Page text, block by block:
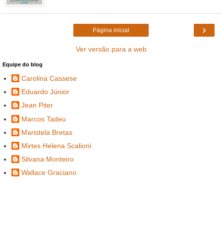
›
Página inicial
Ver versão para a web
Equipe do blog
Carolina Cassese
Eduardo Júnior
Jean Piter
Marcos Tadeu
Maristela Bretas
Mirtes Helena Scalioni
Silvana Monteiro
Wallace Graciano